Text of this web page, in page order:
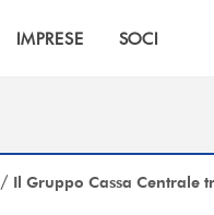
IMPRESE SOCI
/ Il Gruppo Cassa Centrale